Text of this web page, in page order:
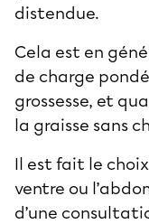
distendue.
Cela est en
de charge
grossesse, et
la graisse sans
Il est fait le
ventre ou
d’une